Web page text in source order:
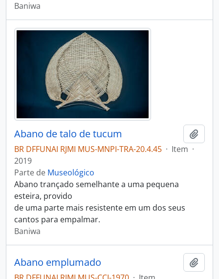
Baniwa
Abano de talo de tucum
BR DFFUNAI RJMI MUS-MNPI-TRA-20.4.45 · Item ·
2019
Parte de Museológico
Abano trançado semelhante a uma pequena
esteira, provido
de uma parte mais resistente em um dos seus
cantos para empalmar.
Baniwa
Abano emplumado